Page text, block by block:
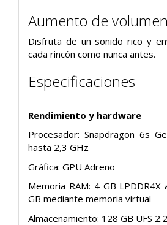
Aumento de
Disfruta de un sonido rico y
cada rincón como nunca antes.
Especificaciones
Rendimiento y hardware
Procesador: Snapdragon 6s
hasta 2,3 GHz
Gráfica: GPU Adreno
Memoria RAM: 4 GB LPDDR4X
GB mediante memoria virtual
Almacenamiento: 128 GB UFS 2.2